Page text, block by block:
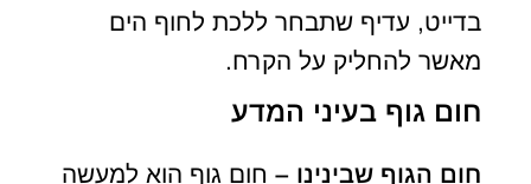
בדייט, עדיף שתבחר ללכת לחוף הים
מאשר להחליק על הקרח.
חום גוף בעיני המדע
חום הגוף שבינינו– חום גוף הוא למעשה